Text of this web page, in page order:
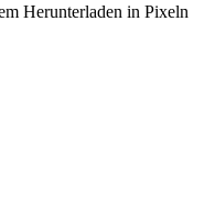
Herunterladen in Pixeln